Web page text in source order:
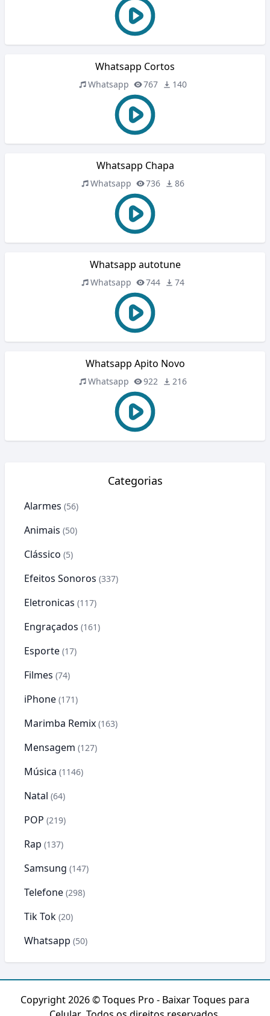
Whatsapp Cortos
Whatsapp 767 140
Whatsapp Chapa
Whatsapp 736 86
Whatsapp autotune
Whatsapp 744 74
Whatsapp Apito Novo
Whatsapp 922 216
Categorias
Alarmes (56)
Animais (50)
Clássico (5)
Efeitos Sonoros (337)
Eletronicas (117)
Engraçados (161)
Esporte (17)
Filmes (74)
iPhone (171)
Marimba Remix (163)
Mensagem (127)
Música (1146)
Natal (64)
POP (219)
Rap (137)
Samsung (147)
Telefone (298)
Tik Tok (20)
Whatsapp (50)
Copyright 2026 ©Toques Pro - Baixar Toques para